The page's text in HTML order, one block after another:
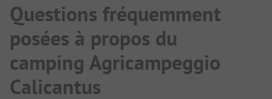
Questions fréquemment
posées à propos du
camping Agricampeggio
Calicantus